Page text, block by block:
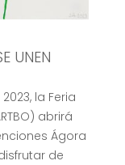
UNEN
la Feria
abrirá
Ágora
de